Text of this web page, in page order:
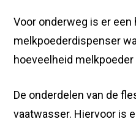
Voor onderweg is er een
melkpoederdispenser
hoeveelheid
De onderdelen van de
vaatwasser. Hiervoor is